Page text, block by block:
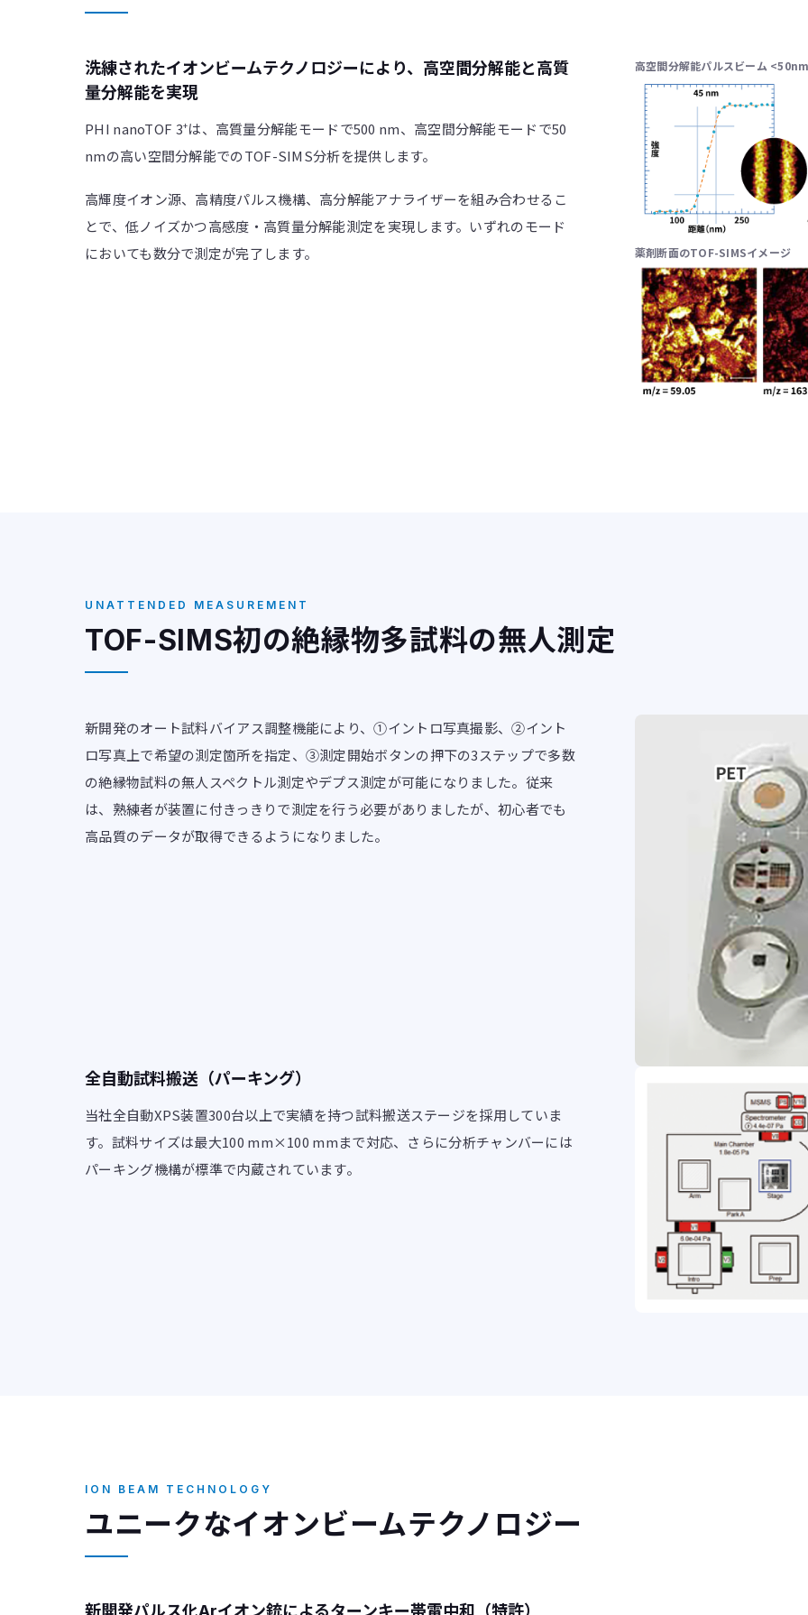
洗練されたイオンビームテクノロジーにより、高空間分解能と高質
量分解能を実現
PHI nanoTOF 3+は、高質量分解能モードで500 nm、高空間分解能モードで50
nmの高い空間分解能でのTOF-SIMS分析を提供します。
高輝度イオン源、高精度パルス機構、高分解能アナライザーを組み合わせるこ
とで、低ノイズかつ高感度・高質量分解能測定を実現します。いずれのモード
においても数分で測定が完了します。
高空間分解能パルスビーム
薬剤断面のTOF-SIMSイメージ
UNATTENDED MEASUREMENT
TOF-SIMS初の絶縁物多試料の無人測定
新開発のオート試料バイアス調整機能により、①イントロ写真撮影、②イント
ロ写真上で希望の測定箇所を指定、③測定開始ボタンの押下の3ステップで多数
の絶縁物試料の無人スペクトル測定やデプス測定が可能になりました。従来
は、熟練者が装置に付きっきりで測定を行う必要がありましたが、初心者でも
高品質のデータが取得できるようになりました。
全自動試料搬送（パーキング）
当社全自動XPS装置300台以上で実績を持つ試料搬送ステージを採用していま
す。試料サイズは最大100 mm×100 mmまで対応、さらに分析チャンバーには
パーキング機構が標準で内蔵されています。
ION BEAM TECHNOLOGY
ユニークなイオンビームテクノロジー
新開発パルス化Arイオン銃によるターンキー帯電中和（特許）